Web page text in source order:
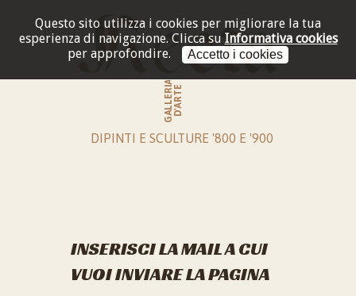
Questo sito utilizza i cookies per migliorare la tua
esperienza di navigazione. Clicca su Informativa cookies
per approfondire.
Accetto i cookies
GALLERIAD'ARTE
DIPINTI E SCULTURE '800 E '900
INSERISCI LA MAIL A CUI
VUOI INVIARE LA PAGINA